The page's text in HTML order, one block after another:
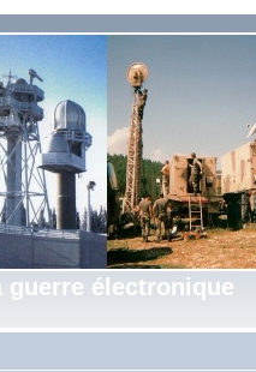
guerre électronique